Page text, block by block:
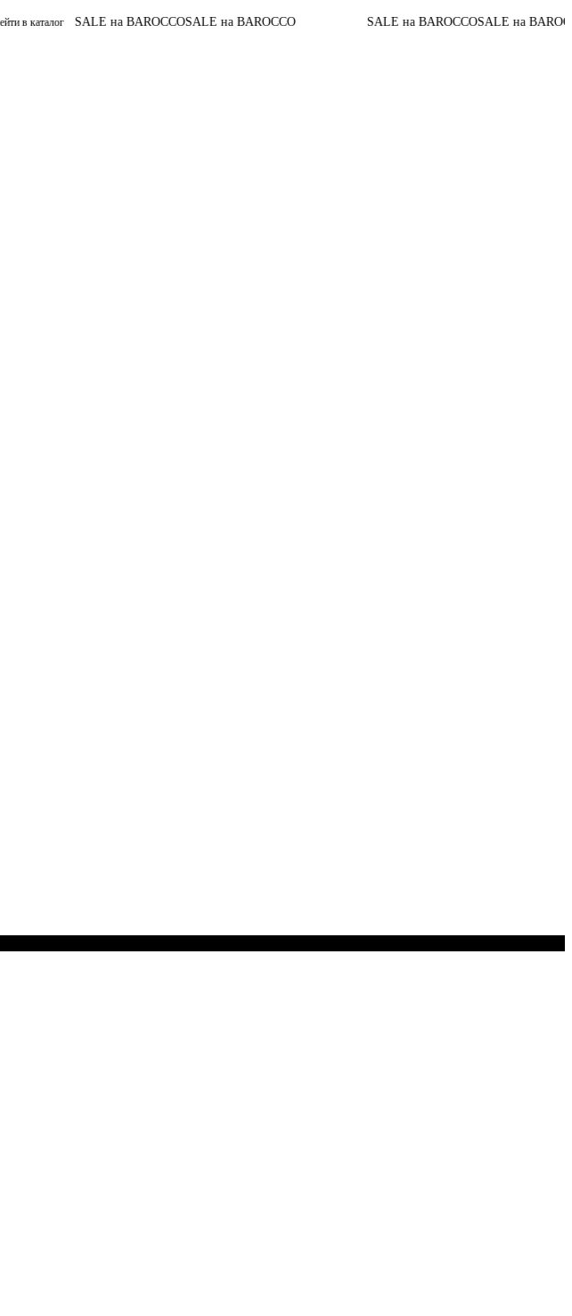
SALE на BAROCCOSALE на BAROCCO SALE на BAROCCOSALE на BAROCCOДо